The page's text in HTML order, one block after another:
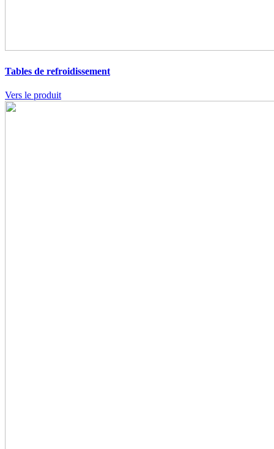
Tables de refroidissement
Vers le produit